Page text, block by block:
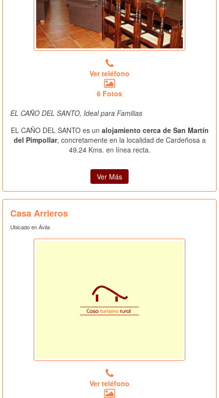
Ver teléfono
6 Fotos
EL CAÑO DEL SANTO, Ideal para Familias
EL CAÑO DEL SANTO es un alojamiento cerca de San Martín
del Pimpollar, concretamente en la localidad de Cardeñosa a
49.24 Kms. en línea recta.
Ver Más
Casa Arrieros
Ubicado en Ávila
Ver teléfono